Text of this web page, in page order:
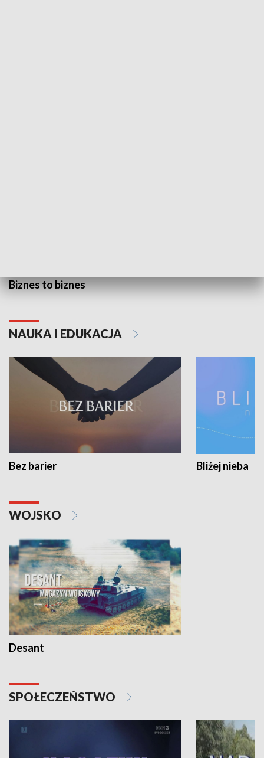
Biznes to biznes
NAUKA I EDUKACJA
Bez barier Bliżej nieba
WOJSKO
Desant
SPOŁECZEŃSTWO